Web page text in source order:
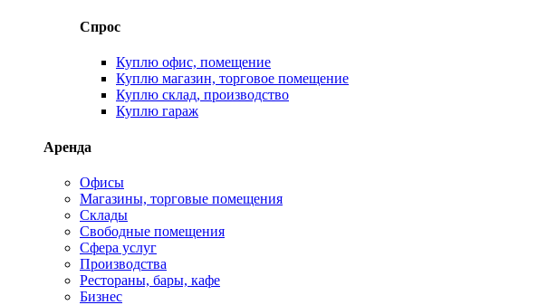
Спрос
Куплю офис, помещение
Куплю магазин, торговое помещение
Куплю склад, производство
Куплю гараж
Аренда
Офисы
Магазины, торговые помещения
Склады
Свободные помещения
Сфера услуг
Производства
Рестораны, бары, кафе
Бизнес